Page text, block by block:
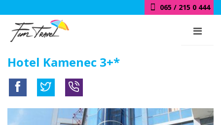
065 / 215 0 444
Hotel Kamenec 3+*